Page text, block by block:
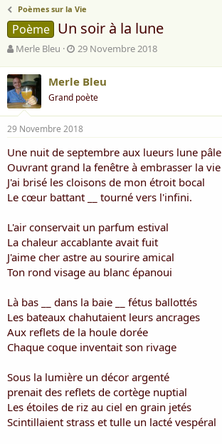
Poèmes sur la Vie
Poème Un soir à la lune
A
t
e
u
r
d
e
l
a
d
i
s
u
s
s
o
Merle Bleu
D
e
d
d
é
b
u
29 Novembre 2018
Merle Bleu
Grand poète
29 Novembre 2018
Une nuit de septembre aux lueurs lune pâle
Ouvrant grand la fenêtre à embrasser la vie
J'ai brisé les cloisons de mon étroit bocal
Le cœur battant __ tourné vers l'infini.
L'air conservait un parfum estival
La chaleur accablante avait fuit
J'aime cher astre au sourire amical
Ton rond visage au blanc épanoui
Là bas __ dans la baie __ fétus ballottés
Les bateaux chahutaient leurs ancrages
Aux reflets de la houle dorée
Chaque coque inventait son rivage
Sous la lumière un décor argenté
prenait des reflets de cortège nuptial
Les étoiles de riz au ciel en grain jetés
Scintillaient strass et tulle un lacté vespéral